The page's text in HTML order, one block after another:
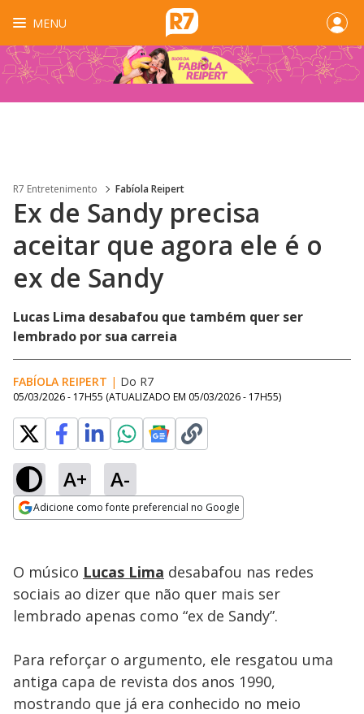
MENU
R7 Entretenimento Fabíola Reipert
Ex de Sandy precisa
aceitar que agora ele é o
ex de Sandy
Lucas Lima desabafou que também quer ser
lembrado por sua carreia
FABÍOLA REIPERT | Do R7
05/03/2026 - 17H55 (ATUALIZADO EM 05/03/2026 - 17H55)
A+ A-
Adicione como fonte preferencial no Google
Ativar
Loaded
29.20%
O músico Lucas Lima desabafou nas redes
sociais ao dizer que não quer mais ser
lembrado apenas como “ex de Sandy”.
Para reforçar o argumento, ele resgatou uma
antiga capa de revista dos anos 1990,
mostrando que já era conhecido no meio